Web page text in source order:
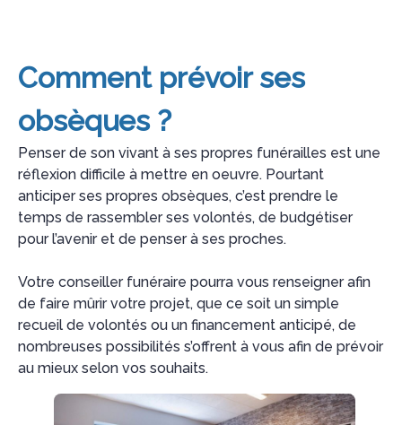
Comment prévoir ses
obsèques ?
Penser de son vivant à ses propres funérailles est une
réflexion difficile à mettre en oeuvre. Pourtant
anticiper ses propres obsèques, c’est prendre le
temps de rassembler ses volontés, de budgétiser
pour l’avenir et de penser à ses proches.
Votre conseiller funéraire pourra vous renseigner afin
de faire mûrir votre projet, que ce soit un simple
recueil de volontés ou un financement anticipé, de
nombreuses possibilités s’offrent à vous afin de prévoir
au mieux selon vos souhaits.